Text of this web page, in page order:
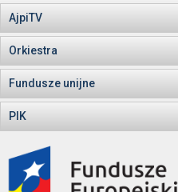
AjpiTV
Orkiestra
Fundusze unijne
PIK